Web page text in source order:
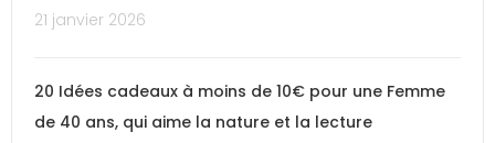
21 janvier 2026
20 Idées cadeaux à moins de 10€ pour une Femme
de 40 ans, qui aime la nature et la lecture